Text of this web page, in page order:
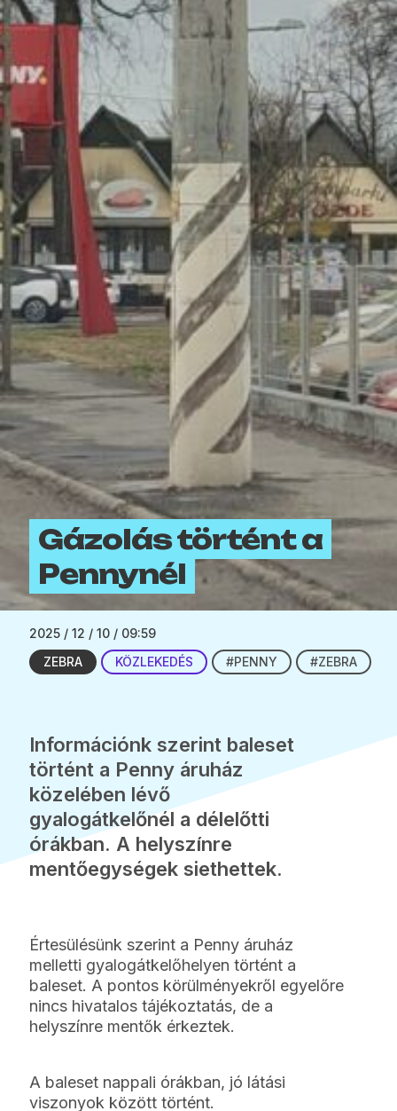
Gázolás történt a
Pennynél
2025 / 12 / 10 / 09:59
ZEBRA
KÖZLEKEDÉS #PENNY #ZEBRA
Információnk szerint baleset
történt a Penny áruház
közelében lévő
gyalogátkelőnél a délelőtti
órákban. A helyszínre
mentőegységek siethettek.
Értesülésünk szerint a Penny áruház
melletti gyalogátkelőhelyen történt a
baleset. A pontos körülményekről egyelőre
nincs hivatalos tájékoztatás, de a
helyszínre mentők érkeztek.
A baleset nappali órákban, jó látási
viszonyok között történt.